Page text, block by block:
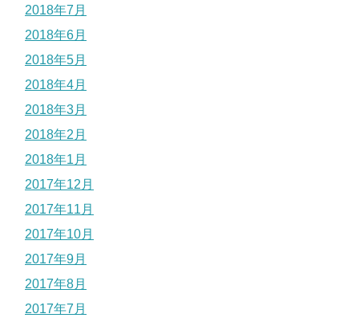
2018年7月
2018年6月
2018年5月
2018年4月
2018年3月
2018年2月
2018年1月
2017年12月
2017年11月
2017年10月
2017年9月
2017年8月
2017年7月